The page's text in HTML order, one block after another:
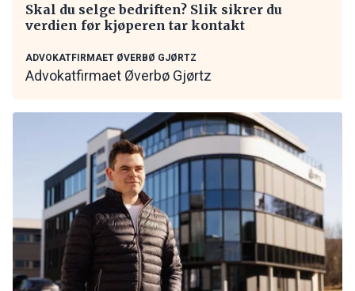
Skal du selge bedriften? Slik sikrer du
verdien før kjøperen tar kontakt
ADVOKATFIRMAET ØVERBØ GJØRTZ
Advokatfirmaet Øverbø Gjørtz